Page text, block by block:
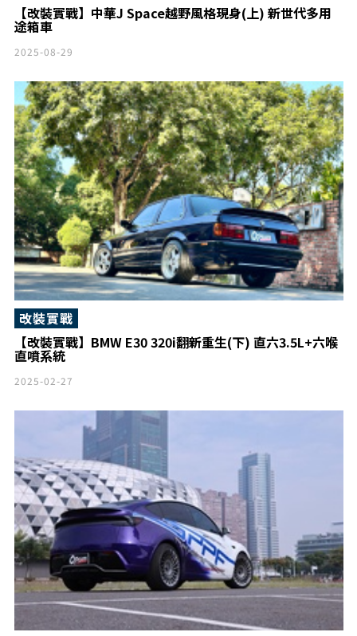
【改裝實戰】中華J Space越野風格現身(上) 新世代多用
途箱車
2025-08-29
【改裝實戰】BMW E30 320i翻新重生(下) 直六3.5L+六喉
直噴系統
改裝實戰
2025-02-27